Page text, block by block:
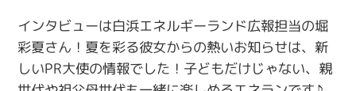
インタビューは白浜エネルギーランド広報担当の堀
彩夏さん！夏を彩る彼女からの熱いお知らせは、新
しいPR大使の情報でした！子どもだけじゃない、親